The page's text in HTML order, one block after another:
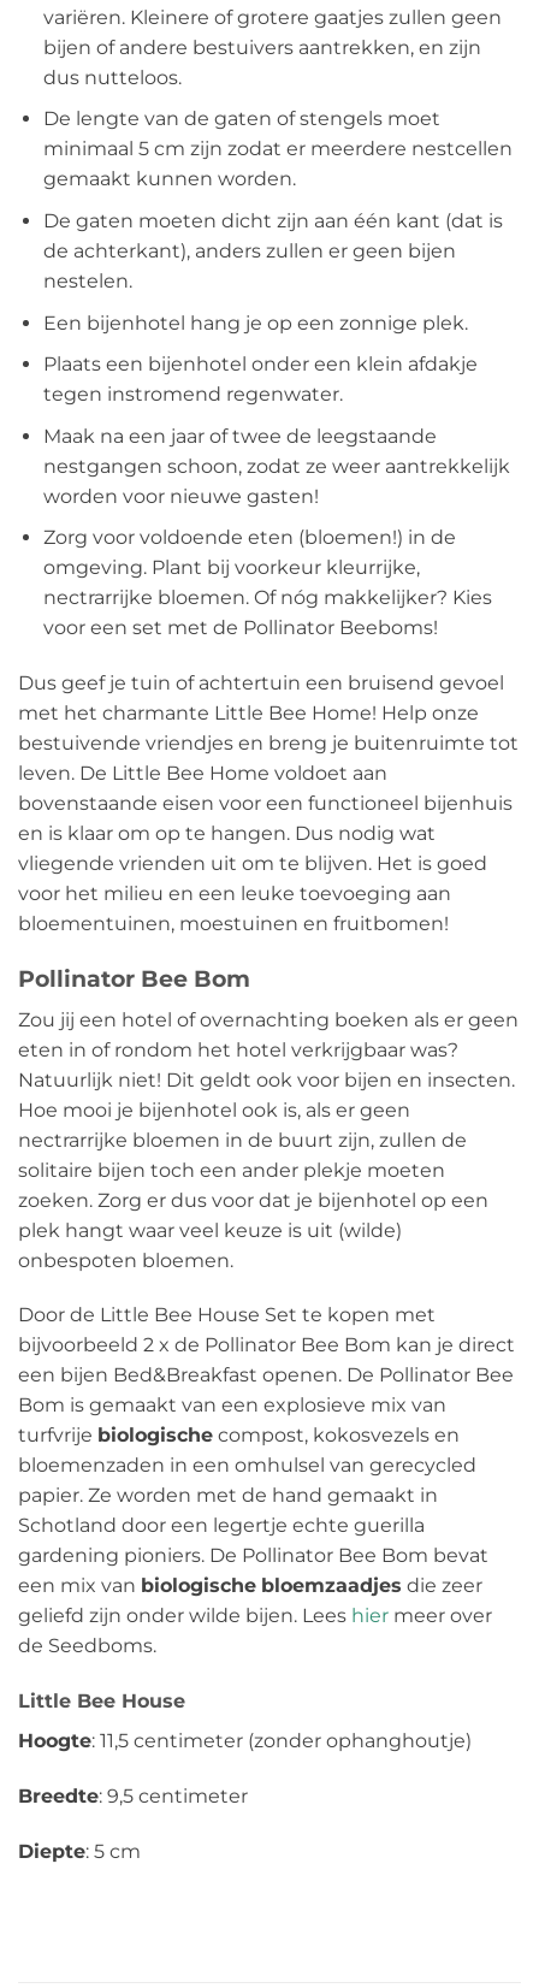
variëren. Kleinere of grotere gaatjes zullen geen
bijen of andere bestuivers aantrekken, en zijn
dus nutteloos.
De lengte van de gaten of stengels moet
minimaal 5 cm zijn zodat er meerdere nestcellen
gemaakt kunnen worden.
De gaten moeten dicht zijn aan één kant (dat is
de achterkant), anders zullen er geen bijen
nestelen.
Een bijenhotel hang je op een zonnige plek.
Plaats een bijenhotel onder een klein afdakje
tegen instromend regenwater.
Maak na een jaar of twee de leegstaande
nestgangen schoon, zodat ze weer aantrekkelijk
worden voor nieuwe gasten!
Zorg voor voldoende eten (bloemen!) in de
omgeving. Plant bij voorkeur kleurrijke,
nectrarrijke bloemen. Of nóg makkelijker? Kies
voor een set met de Pollinator Beeboms!
Dus geef je tuin of achtertuin een bruisend gevoel
met het charmante Little Bee Home! Help onze
bestuivende vriendjes en breng je buitenruimte tot
leven. De Little Bee Home voldoet aan
bovenstaande eisen voor een functioneel bijenhuis
en is klaar om op te hangen. Dus nodig wat
vliegende vrienden uit om te blijven. Het is goed
voor het milieu en een leuke toevoeging aan
bloementuinen, moestuinen en fruitbomen!
Pollinator Bee Bom
Zou jij een hotel of overnachting boeken als er geen
eten in of rondom het hotel verkrijgbaar was?
Natuurlijk niet! Dit geldt ook voor bijen en insecten.
Hoe mooi je bijenhotel ook is, als er geen
nectrarrijke bloemen in de buurt zijn, zullen de
solitaire bijen toch een ander plekje moeten
zoeken. Zorg er dus voor dat je bijenhotel op een
plek hangt waar veel keuze is uit (wilde)
onbespoten bloemen.
Door de Little Bee House Set te kopen met
bijvoorbeeld 2 x de Pollinator Bee Bom kan je direct
een bijen Bed&Breakfast openen. De Pollinator Bee
Bom is gemaakt van een explosieve mix van
turfvrije biologische compost, kokosvezels en
bloemenzaden in een omhulsel van gerecycled
papier. Ze worden met de hand gemaakt in
Schotland door een legertje echte guerilla
gardening pioniers. De Pollinator Bee Bom bevat
een mix van biologische bloemzaadjes die zeer
geliefd zijn onder wilde bijen. Lees hier meer over
de Seedboms.
Little Bee House
Hoogte: 11,5 centimeter (zonder ophanghoutje)
Breedte: 9,5 centimeter
Diepte: 5 cm